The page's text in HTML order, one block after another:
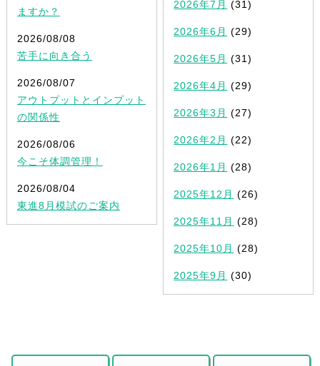
ますか？
2026/08/08
苦手に向き合う
2026/08/07
アウトプットとインプット
の関係性
2026/08/06
今こそ体調管理！
2026/08/04
東進8月模試のご案内
2026年7月 (31)
2026年6月 (29)
2026年5月 (31)
2026年4月 (29)
2026年3月 (27)
2026年2月 (22)
2026年1月 (28)
2025年12月 (26)
2025年11月 (28)
2025年10月 (28)
2025年9月 (30)